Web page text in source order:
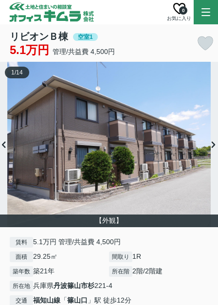
お気に入り
0
リビオンＢ棟 空室1
5.1万円 管理/共益費 4,500円
【外観】
1/14
賃料 5.1万円 管理/共益費 4,500円
面積 29.25㎡ 間取り 1R
築年数 築21年 所在階 2階/2階建
所在地 兵庫県丹波篠山市杉221-4
交通 福知山線 「篠山口 」駅 徒歩12分